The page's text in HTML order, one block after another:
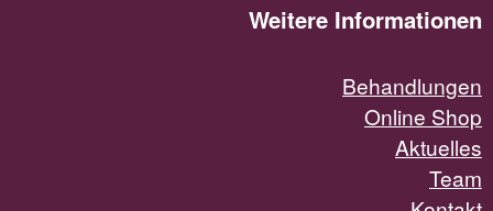
Weitere Informationen
Behandlungen
Online Shop
Aktuelles
Team